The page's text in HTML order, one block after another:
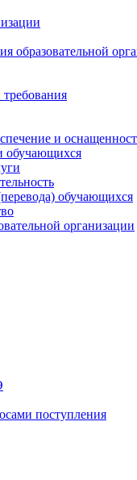
образовательной
и
обучающихся
обучающихся
организации
поступления